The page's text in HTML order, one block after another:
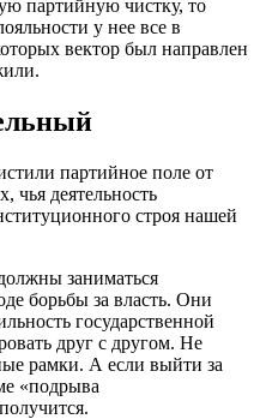
партийную чистку, то
у нее все в
вектор был направлен
партийное поле от
чья деятельность
строя нашей
заниматься
борьбы за власть. Они
государственной
друг с другом. Не
рамки. А если выйти за
«подрыва